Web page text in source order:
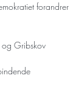
forandrer
Gribskov